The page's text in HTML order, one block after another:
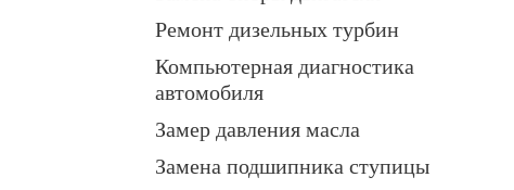
Ремонт дизельных турбин
Компьютерная диагностика
автомобиля
Замер давления масла
Замена подшипника ступицы